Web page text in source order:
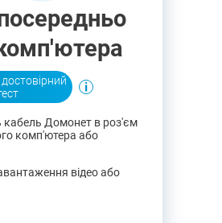
кабель Домонет в роз'єм
комп'ютера або
відео або